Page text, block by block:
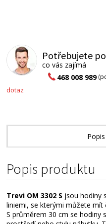
Potřebujete
co vás zajímá
468 008 989
dotaz
Popis produktu
Trevi OM 3302 S jsou hodiny
liniemi, se kterými můžete mít
S průměrem 30 cm se hodiny